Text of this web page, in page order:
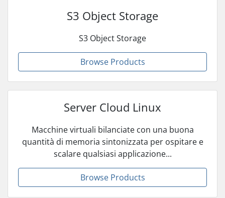
S3 Object Storage
S3 Object Storage
Browse Products
Server Cloud Linux
Macchine virtuali bilanciate con una buona
quantità di memoria sintonizzata per ospitare e
scalare qualsiasi applicazione...
Browse Products